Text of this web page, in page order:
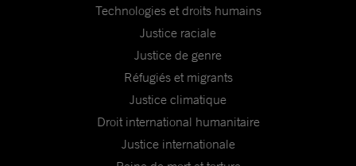
Technologies et droits humains
Justice raciale
Justice de genre
Réfugiés et migrants
Justice climatique
Droit international humanitaire
Justice internationale